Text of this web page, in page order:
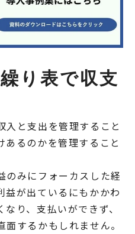
り表で収支
入と支出を管理すること
あるのかを管理すること
のみにフォーカスした経
益が出ているにもかかわ
り、支払いができず、
するかもしれません。